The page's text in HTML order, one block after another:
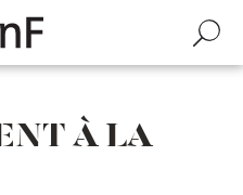
Recherche
À LA